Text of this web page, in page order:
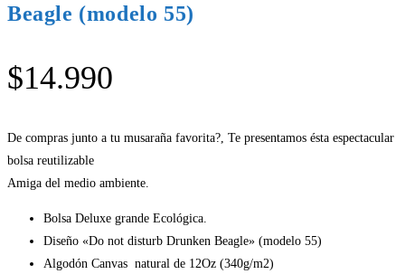
Beagle (modelo 55)
$14.990
De compras junto a tu musaraña favorita?, Te presentamos ésta espectacular
bolsa reutilizable
Amiga del medio ambiente.
Bolsa Deluxe grande Ecológica.
Diseño «Do not disturb Drunken Beagle» (modelo 55)
Algodón Canvas natural de 12Oz (340g/m2)